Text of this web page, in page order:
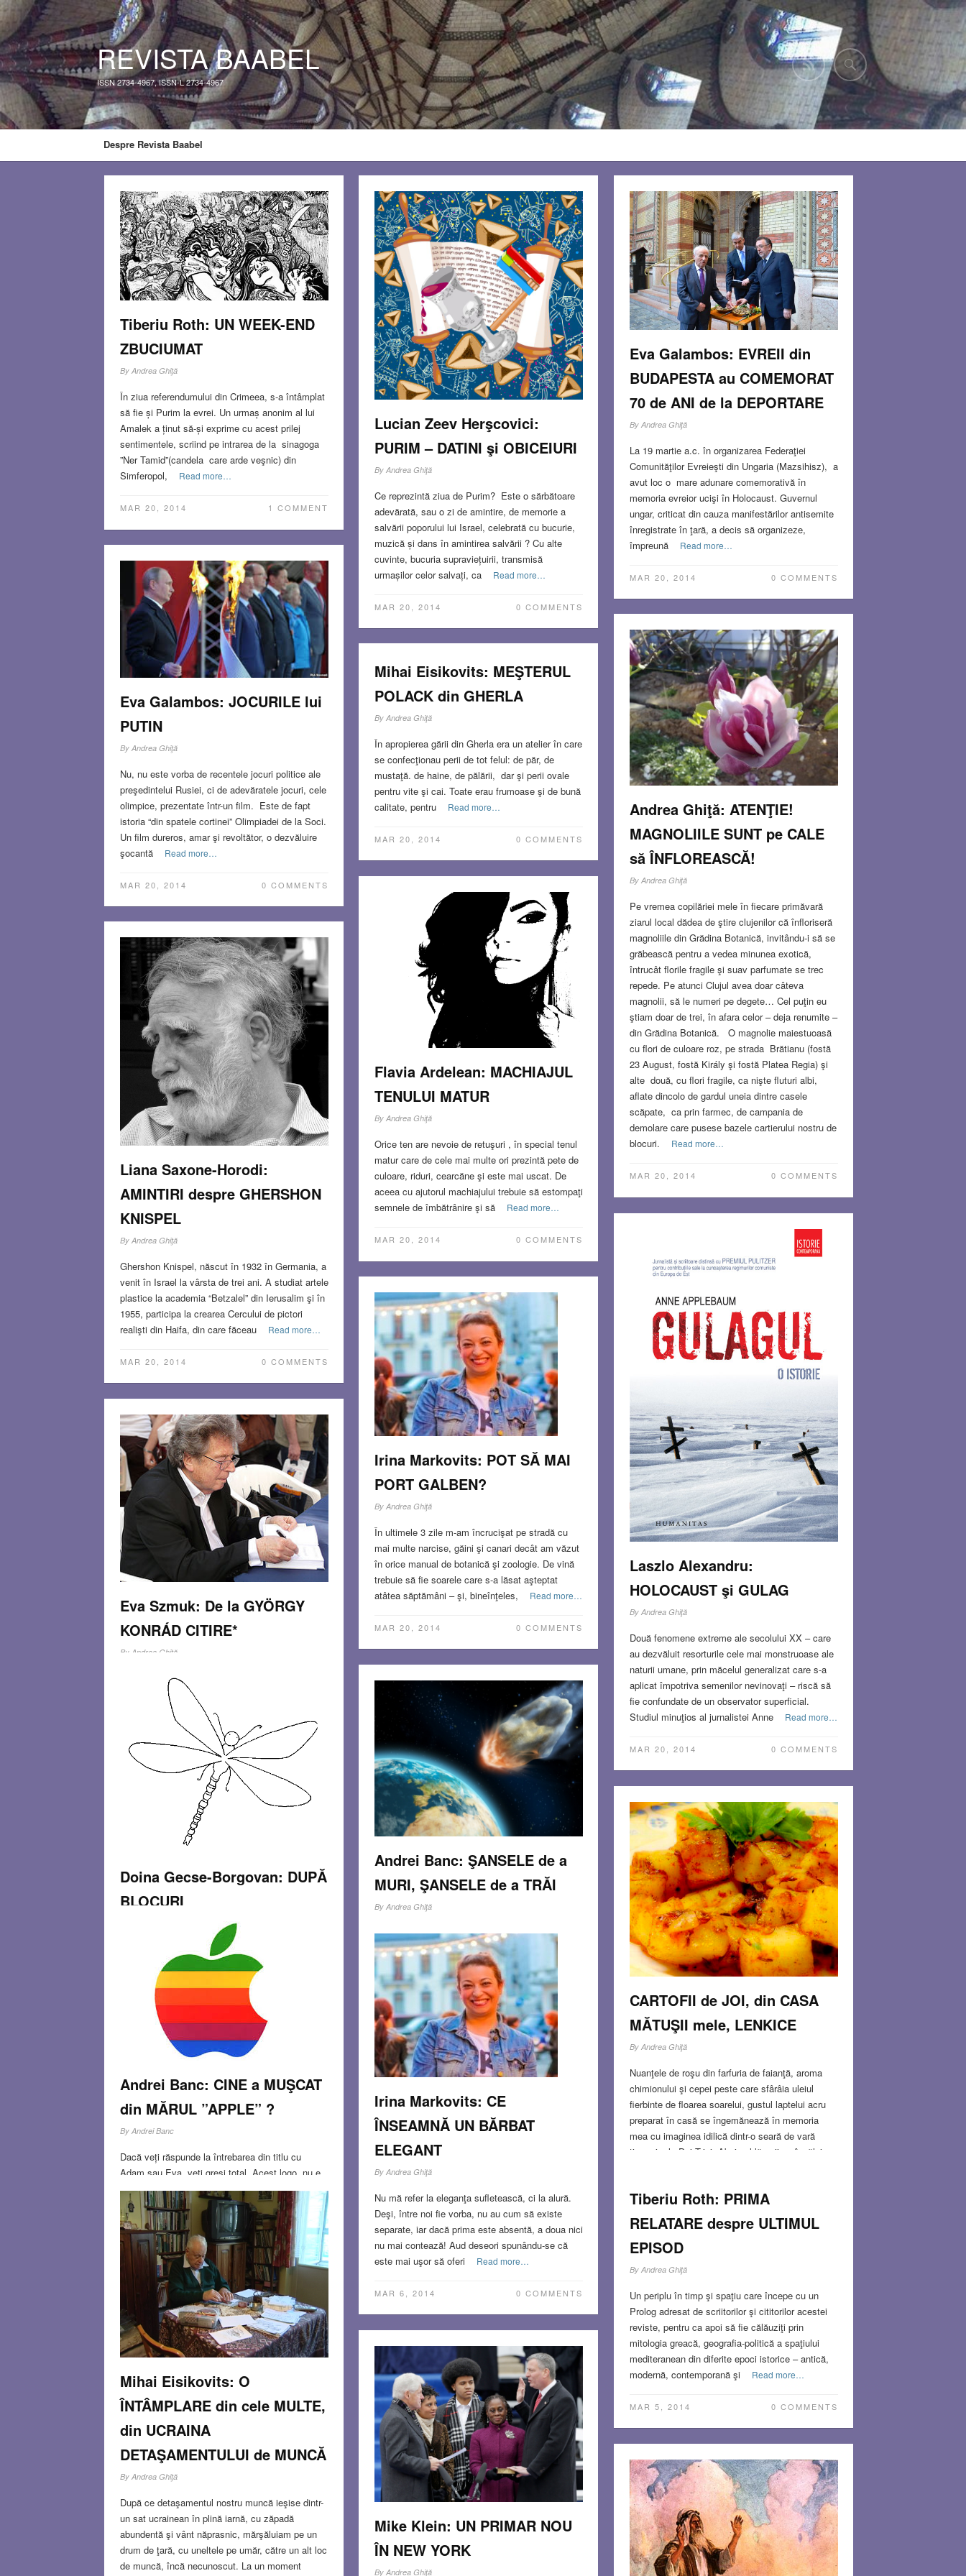
REVISTA BAABEL
ISSN 2734-4967, ISSN-L 2734-4967
Despre Revista Baabel
Tiberiu Roth: UN WEEK-END
ZBUCIUMAT
By Andrea Ghiţă
În ziua referendumului din Crimeea, s-a întâmplat
să fie și Purim la evrei. Un urmaș anonim al lui
Amalek a ținut să-și exprime cu acest prilej
sentimentele, scriind pe intrarea de la sinagoga
”Ner Tamid”(candela care arde veşnic) din
Simferopol,
Read more…
MAR 20, 2014 1 COMMENT
Lucian Zeev Herşcovici:
PURIM – DATINI şi OBICEIURI
By Andrea Ghiţă
Ce reprezintă ziua de Purim? Este o sărbătoare
adevărată, sau o zi de amintire, de memorie a
salvării poporului lui Israel, celebrată cu bucurie,
muzică și dans în amintirea salvării ? Cu alte
cuvinte, bucuria supraviețuirii, transmisă
urmașilor celor salvați, ca
Read more…
MAR 20, 2014 0 COMMENTS
Eva Galambos: EVREII din
BUDAPESTA au COMEMORAT
70 de ANI de la DEPORTARE
By Andrea Ghiţă
La 19 martie a.c. în organizarea Federaţiei
Comunităţilor Evreieşti din Ungaria (Mazsihisz), a
avut loc o mare adunare comemorativă în
memoria evreior ucişi în Holocaust. Guvernul
ungar, criticat din cauza manifestărilor antisemite
înregistrate în ţară, a decis să organizeze,
împreună
Read more…
MAR 20, 2014 0 COMMENTS
Eva Galambos: JOCURILE lui
PUTIN
By Andrea Ghiţă
Nu, nu este vorba de recentele jocuri politice ale
preşedintelui Rusiei, ci de adevăratele jocuri, cele
olimpice, prezentate într-un film. Este de fapt
istoria “din spatele cortinei” Olimpiadei de la Soci.
Un film dureros, amar şi revoltător, o dezvăluire
şocantă
Read more…
MAR 20, 2014 0 COMMENTS
Andrea Ghiţă: ATENŢIE!
MAGNOLIILE SUNT pe CALE
să ÎNFLOREASCĂ!
By Andrea Ghiţă
Pe vremea copilăriei mele în fiecare primăvară
ziarul local dădea de ştire clujenilor că înfloriseră
magnoliile din Grădina Botanică, invitându-i să se
grăbească pentru a vedea minunea exotică,
întrucât florile fragile şi suav parfumate se trec
repede. Pe atunci Clujul avea doar câteva
magnolii, să le numeri pe degete… Cel puţin eu
ştiam doar de trei, în afara celor – deja renumite –
din Grădina Botanică. O magnolie maiestuoasă
cu flori de culoare roz, pe strada Brătianu (fostă
23 August, fostă Király şi fostă Platea Regia) şi
alte două, cu flori fragile, ca nişte fluturi albi,
aflate dincolo de gardul uneia dintre casele
scăpate, ca prin farmec, de campania de
demolare care pusese bazele cartierului nostru de
blocuri.
Read more…
MAR 20, 2014 0 COMMENTS
Mihai Eisikovits: MEŞTERUL
POLACK din GHERLA
By Andrea Ghiţă
În apropierea gării din Gherla era un atelier în care
se confecţionau perii de tot felul: de păr, de
mustaţă. de haine, de pălării, dar şi perii ovale
pentru vite şi cai. Toate erau frumoase şi de bună
calitate, pentru
Read more…
MAR 20, 2014 0 COMMENTS
Flavia Ardelean: MACHIAJUL
TENULUI MATUR
By Andrea Ghiţă
Orice ten are nevoie de retuşuri , în special tenul
matur care de cele mai multe ori prezintă pete de
culoare, riduri, cearcăne şi este mai uscat. De
aceea cu ajutorul machiajului trebuie să estompaţi
semnele de îmbătrânire şi să
Read more…
MAR 20, 2014 0 COMMENTS
Liana Saxone-Horodi:
AMINTIRI despre GHERSHON
KNISPEL
By Andrea Ghiţă
Ghershon Knispel, născut în 1932 în Germania, a
venit în Israel la vârsta de trei ani. A studiat artele
plastice la academia “Betzalel” din Ierusalim şi în
1955, participa la crearea Cercului de pictori
realişti din Haifa, din care făceau
Read more…
MAR 20, 2014 0 COMMENTS
Laszlo Alexandru:
HOLOCAUST şi GULAG
By Andrea Ghiţă
Două fenomene extreme ale secolului XX – care
au dezvăluit resorturile cele mai monstruoase ale
naturii umane, prin măcelul generalizat care s-a
aplicat împotriva semenilor nevinovaţi – riscă să
fie confundate de un observator superficial.
Studiul minuţios al jurnalistei Anne
Read more…
MAR 20, 2014 0 COMMENTS
Irina Markovits: POT SĂ MAI
PORT GALBEN?
By Andrea Ghiţă
În ultimele 3 zile m-am încrucişat pe stradă cu
mai multe narcise, găini şi canari decât am văzut
în orice manual de botanică şi zoologie. De vină
trebuie să fie soarele care s-a lăsat aşteptat
atâtea săptămâni – şi, bineînţeles,
Read more…
MAR 20, 2014 0 COMMENTS
Eva Szmuk: De la GYÖRGY
KONRÁD CITIRE*
By Andrea Ghiţă
Cei care au acceptat drept propria lor morală
punerea în aplicare în mod radical a discursurilor
antievreiești erau de părere că nu au voie să cadă
în păcatul omeniei și că nu există cruțare nici
pentru sugari. Oricât ar părea
Read more…
MAR 20, 2014 0 COMMENTS
Doina Gecse-Borgovan: DUPĂ
BLOCURI
Singura chelfăneală adevărată primită de la mama
a fost în vacanţa de vară dintre clasele întâia şi a
doua. Îmi amintesc perfect, era sâmbătă după
masă şi mă jucam pe-afară cu prietenii de la bloc.
Nu ştiu de unde a
Read more…
MAR 20, 2014 0 COMMENTS
Andrei Banc: ŞANSELE de a
MURI, ŞANSELE de a TRĂI
By Andrea Ghiţă
Începând cu 1995 NASA a identificat 9600 de
”obiecte apropiate de Pământ”, dar numai 861 cu
diametrul mai mare de 1 km. Nu e nevoie de o
ciocnire cu un asteroid de 1 km, pentru dispariția
noastră ar ajunge, probabil,
Read more…
MAR 20, 2014 0 COMMENTS
CARTOFII de JOI, din CASA
MĂTUŞII mele, LENKICE
By Andrea Ghiţă
Nuanţele de roşu din farfuria de faianţă, aroma
chimionului şi cepei peste care sfârâia uleiul
fierbinte de floarea soarelui, gustul laptelui acru
preparat în casă se îngemănează în memoria
mea cu imaginea idilică dintr-o seară de vară
timpurie, la Dej Triaj. Abajurul lămpii ne învăluia
ferate stagiar-, soţia lui, Lenkice, care încă nu
împlinise 19 ani şi cu mine, tronând între ei, la
vârsta de şase ani, beneficiind din plin de statutul
de nepoţică sosită în vizită.
MAR 20, 2014
Andrei Banc: CINE a MUŞCAT
din MĂRUL ”APPLE” ?
By Andrei Banc
Dacă veți răspunde la întrebarea din titlu cu
Adam sau Eva, veți greși total. Acest logo nu e
un memento al păcatului originar, ci al
consecințelor intoleranței și bigotismului. E un
memento în memoria lui Alan Turing,
matematician britanic de
Read more…
MAR 6, 2014 0 COMMENTS
Irina Markovits: CE
ÎNSEAMNĂ UN BĂRBAT
ELEGANT
By Andrea Ghiţă
Nu mă refer la eleganţa sufletească, ci la alură.
Deşi, între noi fie vorba, nu au cum să existe
separate, iar dacă prima este absentă, a doua nici
nu mai contează! Aud deseori spunându-se că
este mai uşor să oferi
Read more…
MAR 6, 2014 0 COMMENTS
Tiberiu Roth: PRIMA
RELATARE despre ULTIMUL
EPISOD
By Andrea Ghiţă
Un periplu în timp şi spaţiu care începe cu un
Prolog adresat de scriitorilor şi cititorilor acestei
reviste, pentru ca apoi să fie călăuziţi prin
mitologia greacă, geografia-politică a spaţiului
mediteranean din diferite epoci istorice – antică,
modernă, contemporană şi
Read more…
MAR 5, 2014 0 COMMENTS
Mihai Eisikovits: O
ÎNTÂMPLARE din cele MULTE,
din UCRAINA
DETAŞAMENTULUI de MUNCĂ
By Andrea Ghiţă
După ce detaşamentul nostru muncă ieşise dintr-
un sat ucrainean în plină iarnă, cu zăpadă
abundentă şi vânt năprasnic, mărşăluiam pe un
drum de ţară, cu uneltele pe umăr, către un alt loc
de muncă, încă necunoscut. La un moment
Mike Klein: UN PRIMAR NOU
ÎN NEW YORK
By Andrea Ghiţă